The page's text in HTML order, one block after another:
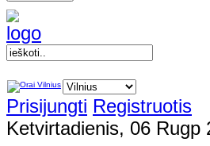
Prisijungti Registruotis
Ketvirtadienis, 06 Rugp